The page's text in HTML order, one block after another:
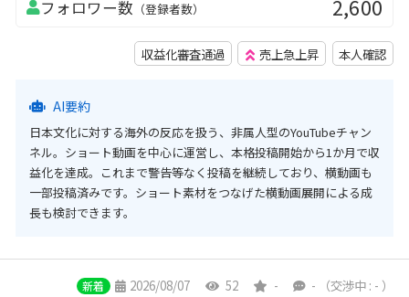
フォロワー数 （登録者数） 2,600
収益化審査通過 売上急上昇 本人確認
AI要約
日本文化に対する海外の反応を扱う、非属人型のYouTubeチャン
ネル。ショート動画を中心に運営し、本格投稿開始から1か月で収
益化を達成。これまで警告等なく投稿を継続しており、横動画も
一部投稿済みです。ショート素材をつなげた横動画展開による成
長も検討できます。
新着 2026/08/07 52 - - （交渉中 : - ）